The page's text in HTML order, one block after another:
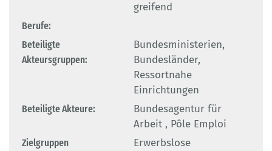
greifend
Berufe:
Beteiligte
Akteursgruppen:
Bundesministerien,
Bundesländer,
Ressortnahe
Einrichtungen
Beteiligte Akteure:
Bundesagentur für
Arbeit , Pôle Emploi
Zielgruppen
Erwerbslose